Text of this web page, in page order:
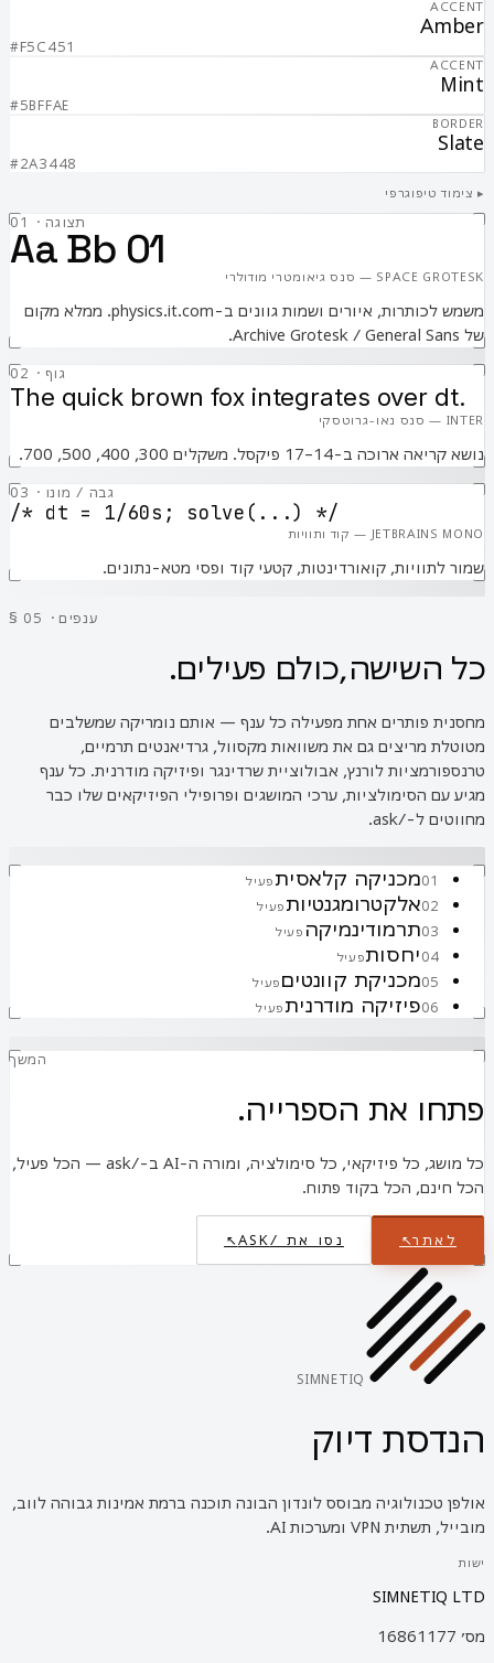
ACCENT
Amber
#F5C451
ACCENT
Mint
#5BFFAE
BORDER
Slate
#2A3448
▸ צימוד טיפוגרפי
01 · תצוגה
Aa Bb 01
SPACE GROTESK — סנס גיאומטרי מודולרי
משמש לכותרות, איורים ושמות גוונים ב-physics.it.com. ממלא מקום
של Archive Grotesk / General Sans.
02 · גוף
The quick brown fox integrates over dt.
INTER — סנס נאו-גרוטסקי
נושא קריאה ארוכה ב-14–17 פיקסל. משקלים 300, 400, 500, 700.
03 · גבה / מונו
/* dt = 1/60s; solve(...) */
JETBRAINS MONO — קוד ותוויות
שמור לתוויות, קואורדינטות, קטעי קוד ופסי מטא-נתונים.
§ 05 · ענפים
כל השישה,כולם פעילים.
מחסנית פותרים אחת מפעילה כל ענף — אותם נומריקה שמשלבים
מטוטלת מריצים גם את משוואות מקסוול, גרדיאנטים תרמיים,
טרנספורמציות לורנץ, אבולוציית שרדינגר ופיזיקה מודרנית. כל ענף
מגיע עם הסימולציות, ערכי המושגים ופרופילי הפיזיקאים שלו כבר
מחווטים ל-/ask.
01מכניקה קלאסית פעיל
02אלקטרומגנטיות פעיל
03תרמודינמיקה פעיל
04 יחסותפעיל
05מכניקת קוונטים פעיל
06פיזיקה מודרנית פעיל
המשך
פתחו את הספרייה.
כל מושג, כל פיזיקאי, כל סימולציה, ומורה ה-AI ב-/ask — הכל פעיל,
הכל חינם, הכל בקוד פתוח.
לאתר↗ נסו את /ASK ↗
SIMNETIQ
הנדסת דיוק
אולפן טכנולוגיה מבוסס לונדון הבונה תוכנה ברמת אמינות גבוהה לווב,
מובייל, תשתית VPN ומערכות AI.
ישות
SIMNETIQ LTD
מס׳ 16861177